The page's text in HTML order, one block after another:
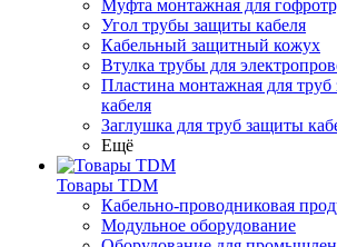
Муфта монтажная для
Угол трубы защиты кабеля
Кабельный защитный кожух
Втулка трубы для
Пластина монтажная для
кабеля
Заглушка для труб защиты
Ещё
Товары TDM
Кабельно-проводниковая
Модульное оборудование